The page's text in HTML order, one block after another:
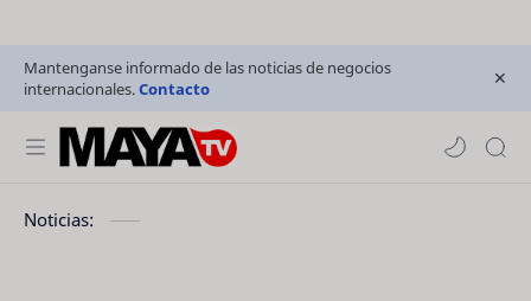
Mantenganse informado de las noticias de negocios
internacionales.Contacto
Noticias: